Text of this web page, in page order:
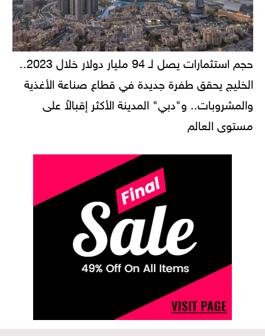
الخليج يحقق طفرة جديدة في قطاع صناعة الأغذية
والمشروبات.. و"دبي" المدينة الأكثر إقبالاً على
مستوى العالم